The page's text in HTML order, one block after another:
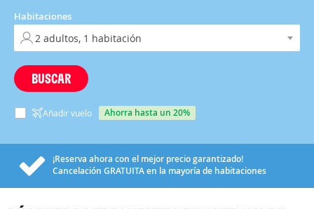
Habitaciones
BUSCAR
Añadir vuelo ahorra hasta un 20%
¡Reserva ahora con el mejor precio garantizado!
Cancelación GRATUITAen la mayoría de habitaciones